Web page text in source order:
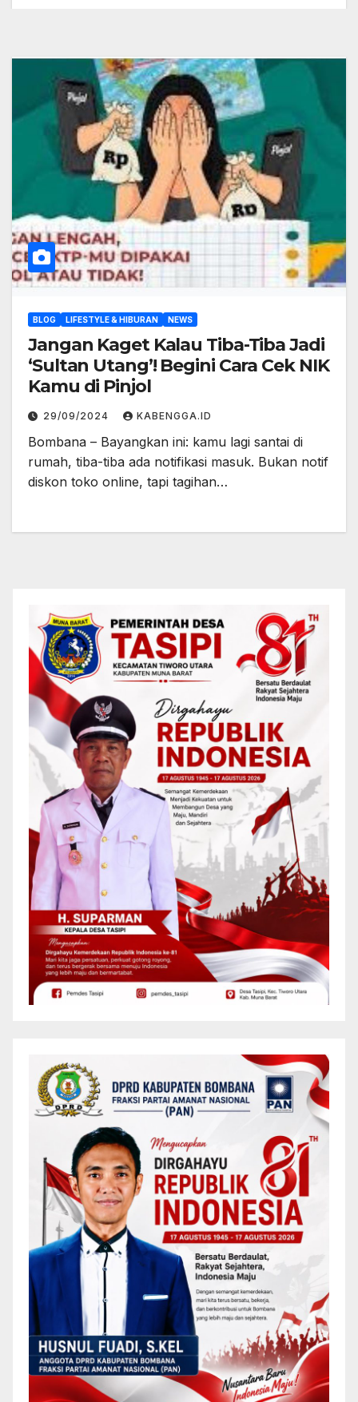
BLOG LIFESTYLE & HIBURAN NEWS
Jangan Kaget Kalau Tiba-Tiba Jadi
‘Sultan Utang’! Begini Cara Cek NIK
Kamu di Pinjol
29/09/2024 KABENGGA.ID
Bombana – Bayangkan ini: kamu lagi santai di
rumah, tiba-tiba ada notifikasi masuk. Bukan notif
diskon toko online, tapi tagihan…